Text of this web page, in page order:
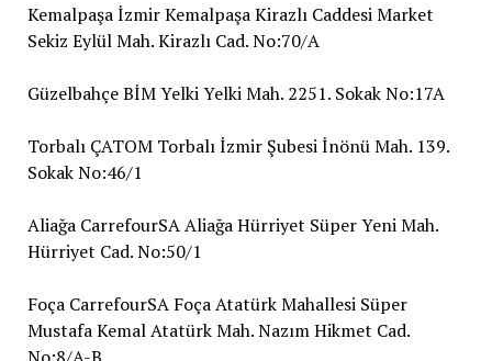
Kemalpaşa İzmir Kemalpaşa Kirazlı Caddesi Market
Sekiz Eylül Mah. Kirazlı Cad. No:70/A
Güzelbahçe BİM Yelki Yelki Mah. 2251. Sokak No:17A
Torbalı ÇATOM Torbalı İzmir Şubesi İnönü Mah. 139.
Sokak No:46/1
Aliağa CarrefourSA Aliağa Hürriyet Süper Yeni Mah.
Hürriyet Cad. No:50/1
Foça CarrefourSA Foça Atatürk Mahallesi Süper
Mustafa Kemal Atatürk Mah. Nazım Hikmet Cad.